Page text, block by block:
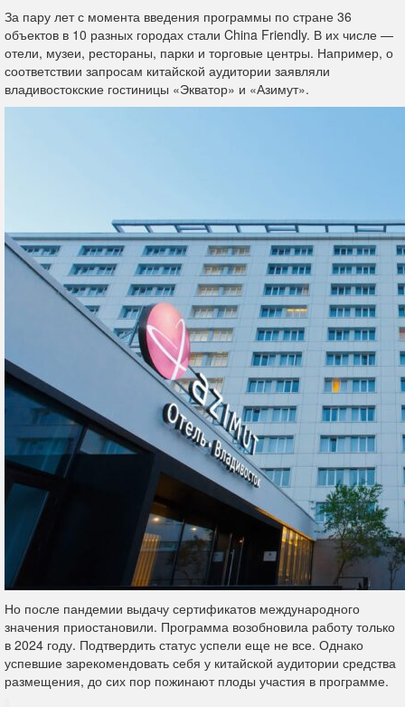
За пару лет с момента введения программы по стране 36
объектов в 10 разных городах стали China Friendly. В их числе —
отели, музеи, рестораны, парки и торговые центры. Например, о
соответствии запросам китайской аудитории заявляли
владивостокские гостиницы «Экватор» и «Азимут».
Но после пандемии выдачу сертификатов международного
значения приостановили. Программа возобновила работу только
в 2024 году. Подтвердить статус успели еще не все. Однако
успевшие зарекомендовать себя у китайской аудитории средства
размещения, до сих пор пожинают плоды участия в программе.